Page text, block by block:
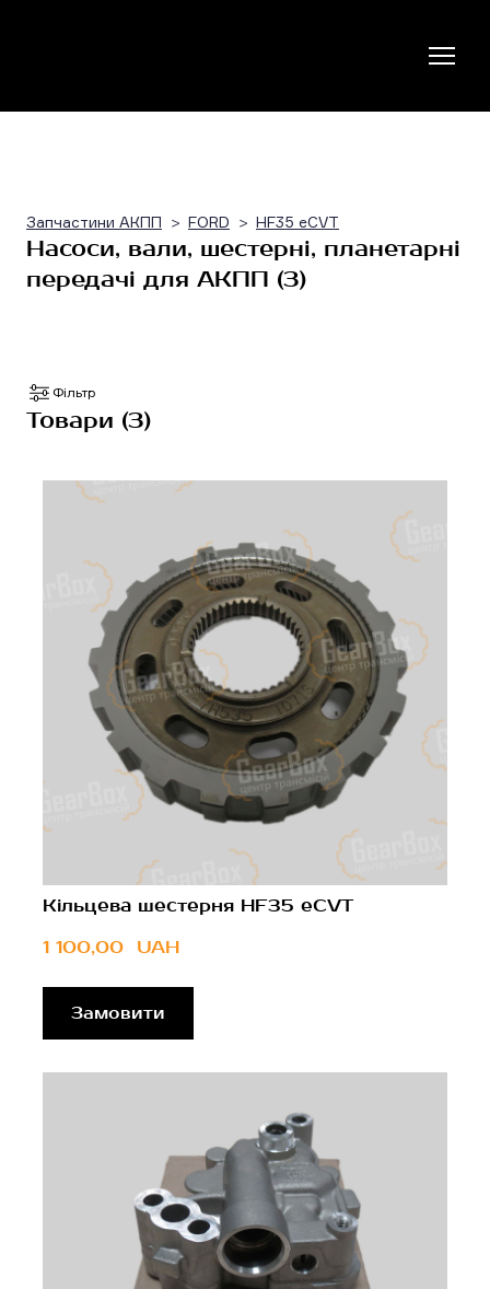
Запчастини АКПП FORD HF35 eCVT
Насоси, вали, шестерні, планетарні
передачі для АКПП (3)
Фільтр
Товари (3)
Кільцева шестерня HF35 eCVT
1 100,00  UAH
Замовити